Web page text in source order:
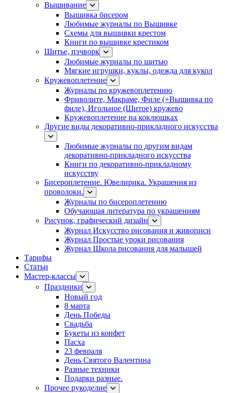
Вышивание
Вышивка бисером
Любимые журналы по Вышивке
Схемы для вышивки крестом
Книги по вышивке крестиком
Шитье, пэчворк
Любимые журналы по шитью
Мягкие игрушки, куклы, одежда для кукол
Кружевоплетение
Журналы по кружевоплетению
Фриволите, Макраме, Филе (+Вышивка по
филе), Игольное (Шитое) кружево
Кружевоплетение на коклюшках
Другие виды декоративно-прикладного искусства
Любимые журналы по другим видам
декоративно-прикладного искусства
Книги по декоративно-прикладному
искусству
Бисероплетение. Ювелирика. Украшения из
проволоки.
Журналы по бисероплетению
Обучающая литература по украшениям
Рисунок, графический дизайн
Журнал Искусство рисования и живописи
Журнал Простые уроки рисования
Журнал Школа рисования для малышей
Тарифы
Статьи
Мастер-классы
Праздники
Новый год
8 марта
День Победы
Свадьба
Букеты из конфет
Пасха
23 февраля
День Святого Валентина
Разные техники
Подарки разные.
Прочее рукоделие